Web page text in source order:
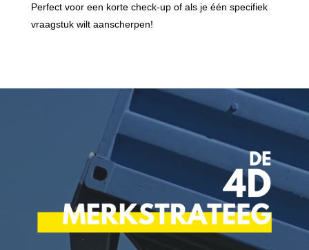
Perfect voor een korte check-up of als je één specifiek
vraagstuk wilt aanscherpen!